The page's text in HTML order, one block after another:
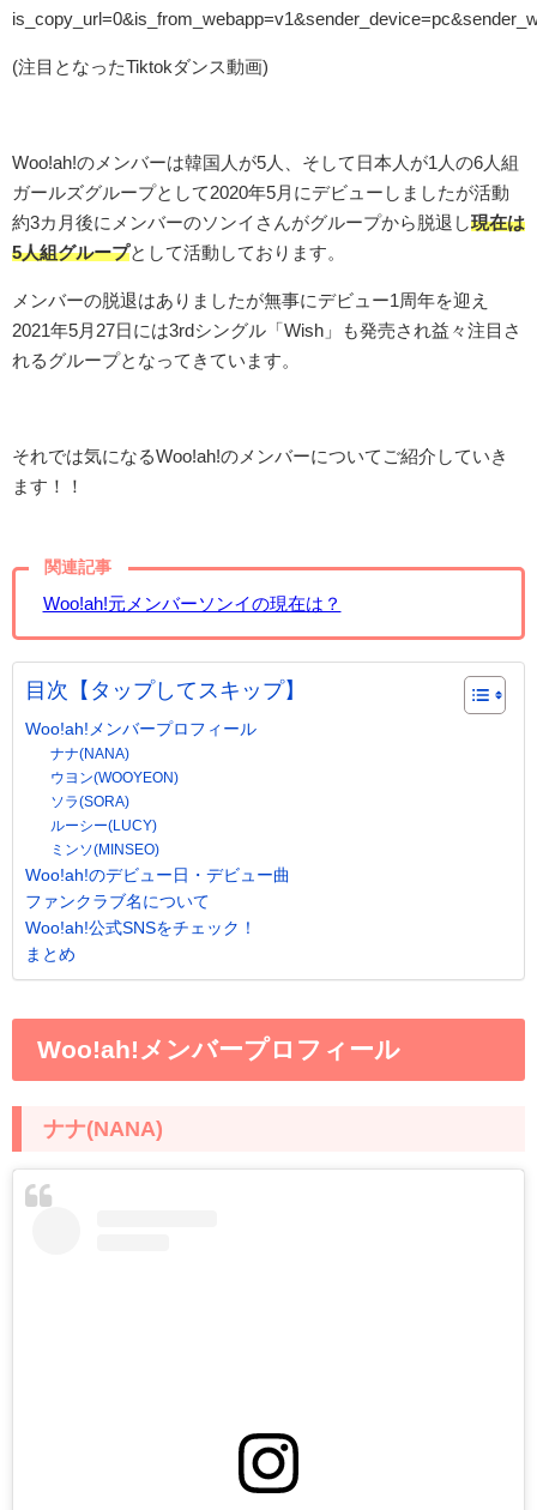
(注目となったTiktokダンス動画)
Woo!ah!のメンバーは韓国人が5人、そして日本人が1人の6人組
ガールズグループとして2020年5月にデビューしましたが活動
約3カ月後にメンバーのソンイさんがグループから脱退し現在は
5人組グループとして活動しております。
メンバーの脱退はありましたが無事にデビュー1周年を迎え
2021年5月27日には3rdシングル「Wish」も発売され益々注目さ
れるグループとなってきています。
それでは気になるWoo!ah!のメンバーについてご紹介していき
ます！！
関連記事
Woo!ah!元メンバーソンイの現在は？
目次【タップしてスキップ】
Woo!ah!メンバープロフィール
ナナ(NANA)
ウヨン(WOOYEON)
ソラ(SORA)
ルーシー(LUCY)
ミンソ(MINSEO)
Woo!ah!のデビュー日・デビュー曲
ファンクラブ名について
Woo!ah!公式SNSをチェック！
まとめ
Woo!ah!メンバープロフィール
ナナ(NANA)